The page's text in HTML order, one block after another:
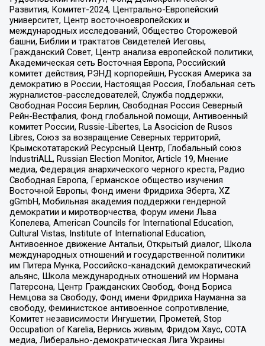
Развития, Комитет-2024, Центрально-Европейский
университет, Центр восточноевропейских и
международных исследований, Общество Сторожевой
башни, Библии и трактатов Свидетелей Иеговы,
Гражданский Совет, Центр анализа европейской политики,
Академическая сеть Восточная Европа, Российский
комитет действия, РЭНД корпорейшн, Русская Америка за
демократию в России, Настоящая Россия, Глобальная сеть
журналистов-расследователей, Служба поддержки,
Свободная Россия Берлин, Свободная Россия Северный
Рейн-Вестфалия, Фонд глобальной помощи, Антивоенный
комитет России, Russie-Libertes, La Asocicion de Rusos
Libres, Союз за возвращение Северных территорий,
Крымскотатарский Ресурсный Центр, Глобальный союз
IndustriALL, Russian Election Monitor, Article 19, Мнение
медиа, Федерация анархического черного креста, Радио
Свободная Европа, Германское общество изучения
Восточной Европы, Фонд имени Фридриха Эберта, XZ
gGmbH, Мобильная академия поддержки гендерной
демократии и миротворчества, Форум имени Льва
Копелева, American Councils for International Education,
Cultural Vistas, Institute of International Education,
Антивоенное движение Антальи, Открытый диалог, Школа
международных отношений и государственной политики
им Питера Мунка, Российско-канадский демократический
альянс, Школа международных отношений им Нормана
Патерсона, Центр Гражданских Свобод, Фонд Бориса
Немцова за Свободу, Фонд имени Фридриха Науманна за
свободу, Феминистское антивоенное сопротивление,
Комитет независимости Ингушетии, Прометей, Stop
Occupation of Karelia, Вернись живым, Фридом Хаус, СОТА
медиа, Либерально-демократическая Лига Украины